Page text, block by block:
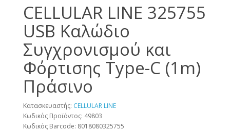
CELLULAR LINE 325755
USB Καλώδιο
Συγχρονισμού και
Φόρτισης Type-C (1m)
Πράσινο
Κατασκευαστής: CELLULAR LINE
Κωδικός Προϊόντος: 49803
Κωδικός Barcode: 8018080325755